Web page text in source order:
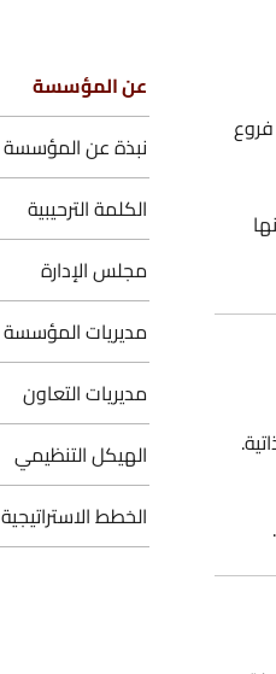
فروع
عن المؤسسة
نبذة عن المؤسسة
الكلمة الترحيبية
مجلس الإدارة
مديريات المؤسسة
مديريات التعاون
الهيكل التنظيمي
الخطط الاستراتيجية